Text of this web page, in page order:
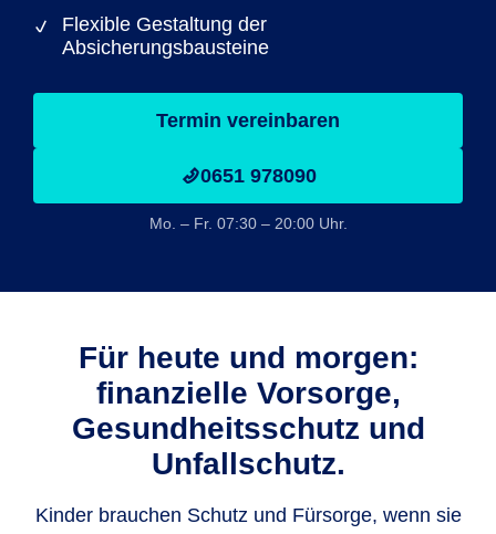
Flexible Gestaltung der
Absicherungsbausteine
Termin vereinbaren
0651 978090
Mo. – Fr. 07:30 – 20:00 Uhr.
Für heute und morgen:
finanzielle Vorsorge,
Gesundheitsschutz und
Unfallschutz.
Kinder brauchen Schutz und Fürsorge, wenn sie